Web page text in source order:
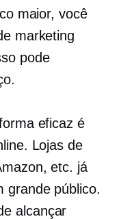
maior, você
marketing
pode
eficaz é
Lojas de
etc. já
grande público.
alcançar